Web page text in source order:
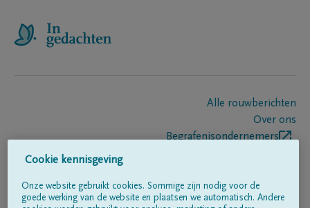
Alle rouwberichten
Over ons
Begrafenisondernemers
Volg ons op
Cookie kennisgeving
Onze website gebruikt cookies. Sommige zijn nodig voor de
goede werking van de website en plaatsen we automatisch. Andere